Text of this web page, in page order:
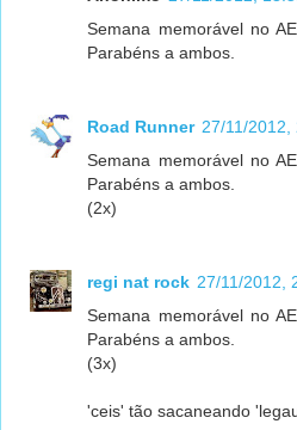
Semana memorável no
Parabéns a ambos.
Road Runner 27/11/2012,
Semana memorável no
Parabéns a ambos.
(2x)
regi nat rock 27/11/2012,
Semana memorável no
Parabéns a ambos.
(3x)
'ceis' tão sacaneando